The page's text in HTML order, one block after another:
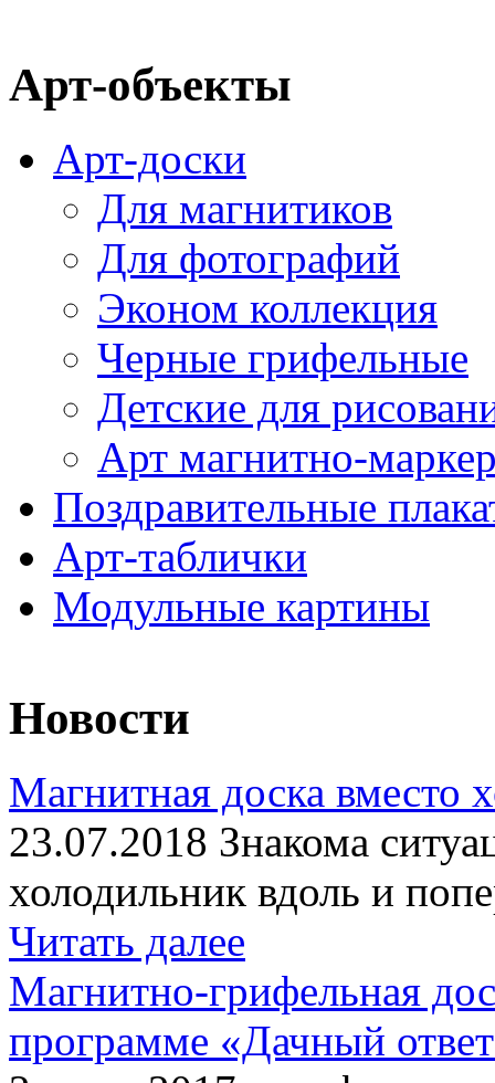
Арт-объекты
Арт-доски
Для магнитиков
Для фотографий
Эконом коллекция
Черные грифельные
Детские для
Арт магнитно-
Поздравительные
Арт-таблички
Модульные картины
Новости
Магнитная доска вместо
23.07.2018 Знакома
холодильник вдоль и
Читать далее
Магнитно-грифельная
программе «Дачный